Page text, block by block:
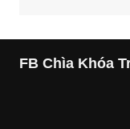
FB Chìa Khóa